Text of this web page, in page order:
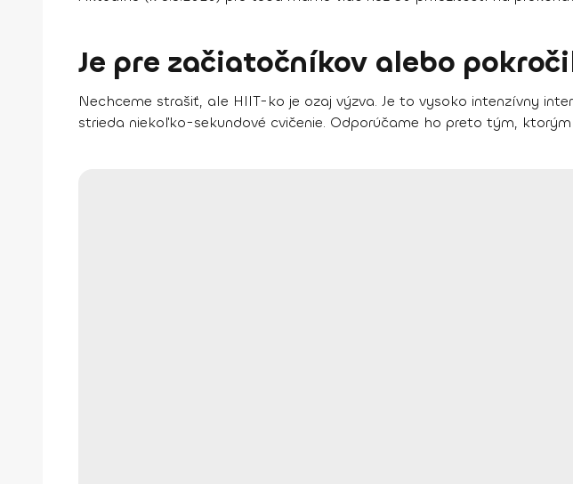
Je pre začiatočníkov alebo
Nechceme strašiť, ale HIIT-ko je ozaj výzva. Je to vysoko intenzívny
strieda niekoľko-sekundové cvičenie. Odporúčame ho preto tým,